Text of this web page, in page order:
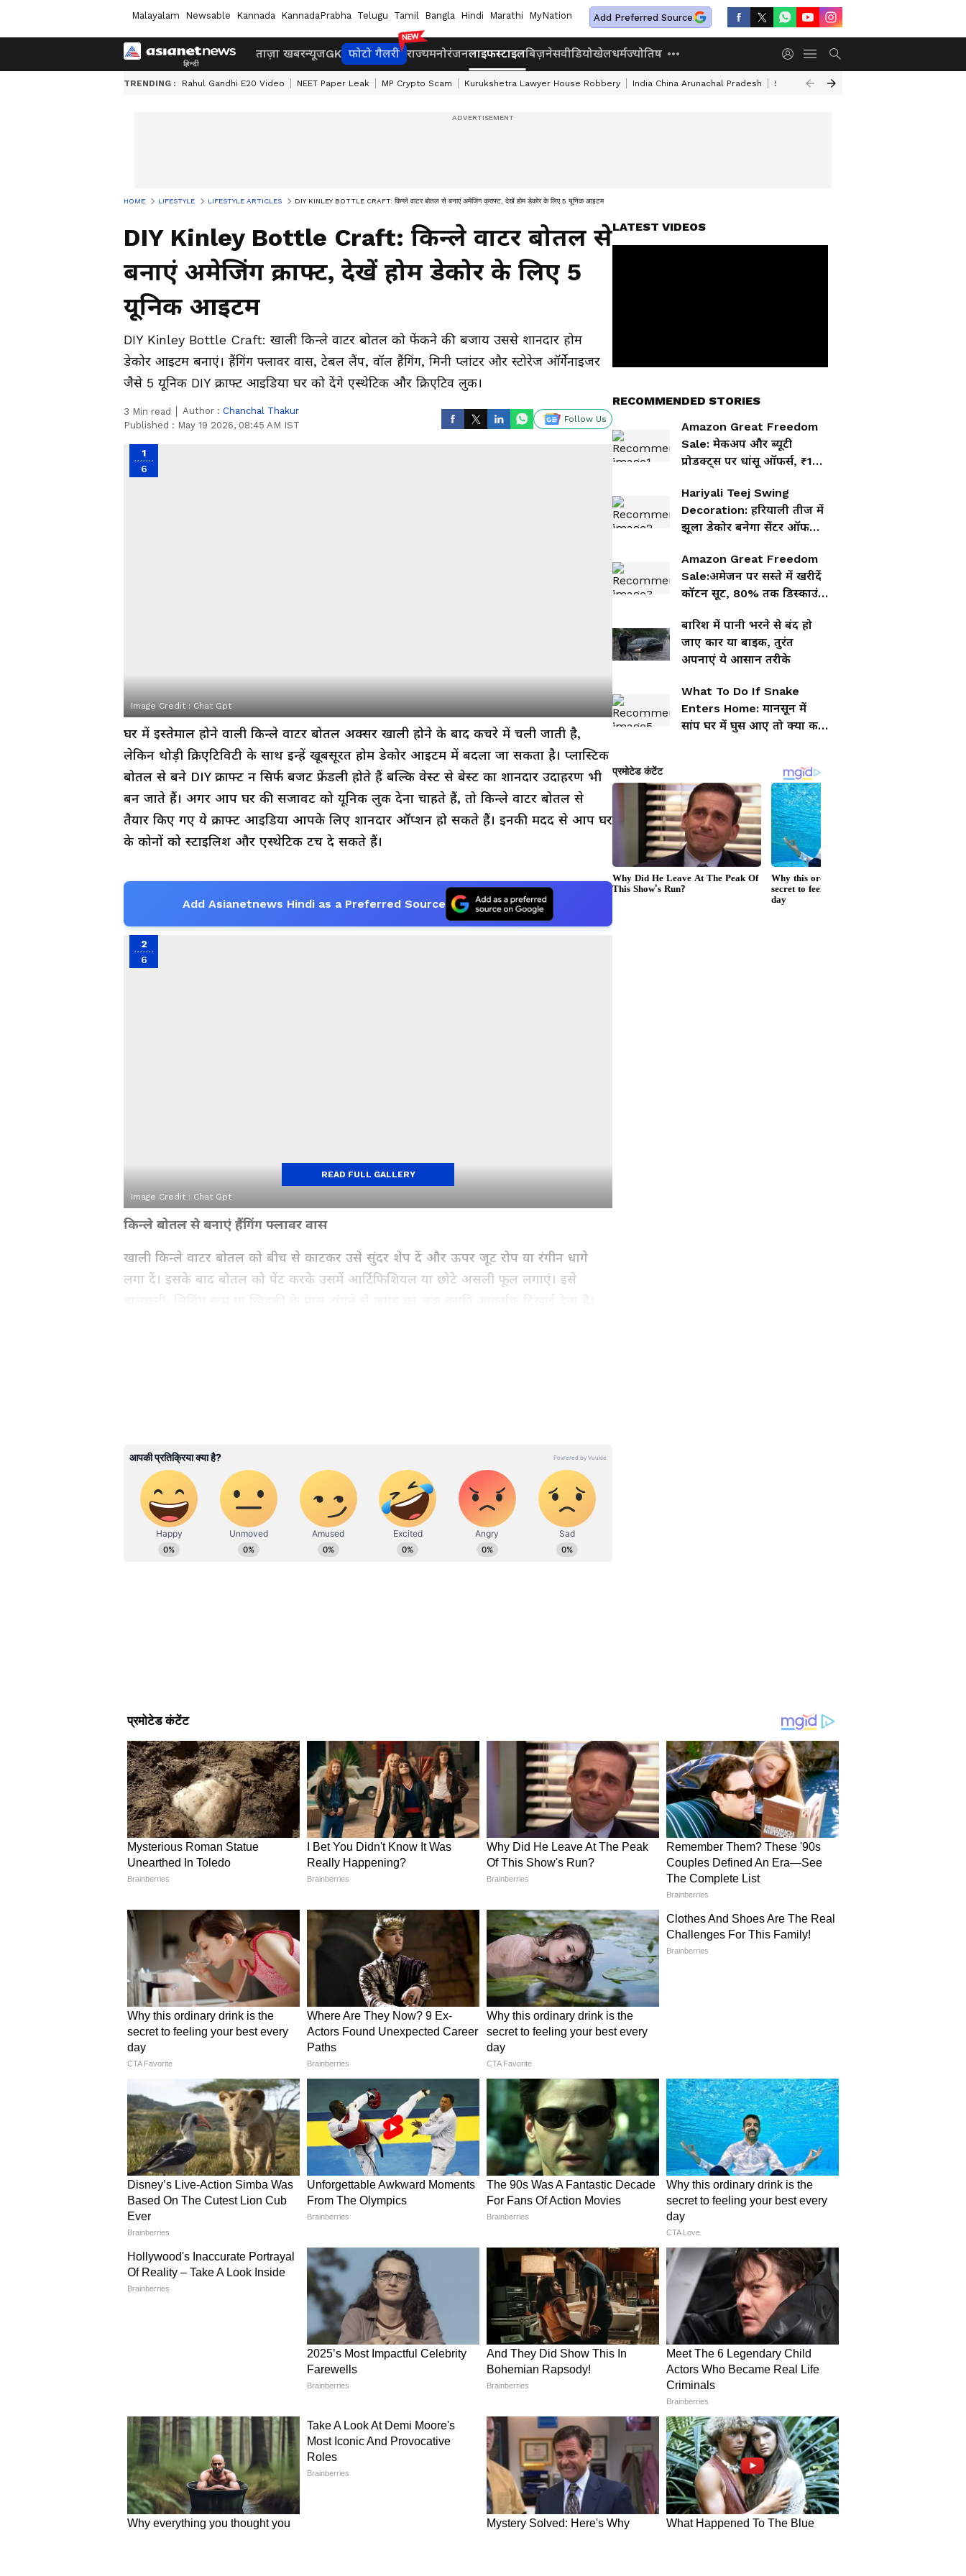
Malayalam Newsable Kannada KannadaPrabha Telugu Tamil Bangla Hindi Marathi MyNation Add Preferred Source
ताज़ा खबरन्यूजGK फोटो गैलरी राज्यमनोरंजनलाइफस्टाइलबिज़नेसवीडियोखेलधर्मज्योतिष
TRENDING : Rahul Gandhi E20 Video NEET Paper Leak MP Crypto Scam Kurukshetra Lawyer House Robbery India China Arunachal Pradesh Saudi Turkey Pakistan Defense Pact
HOME LIFESTYLE LIFESTYLE ARTICLES DIY KINLEY BOTTLE CRAFT: किन्ले वाटर बोतल से बनाएं अमेजिंग क्राफ्ट, देखें होम डेकोर के लिए 5 यूनिक आइटम
DIY Kinley Bottle Craft: किन्ले वाटर बोतल से
बनाएं अमेजिंग क्राफ्ट, देखें होम डेकोर के लिए 5
यूनिक आइटम
DIY Kinley Bottle Craft: खाली किन्ले वाटर बोतल को फेंकने की बजाय उससे शानदार होम
डेकोर आइटम बनाएं। हैंगिंग फ्लावर वास, टेबल लैंप, वॉल हैंगिंग, मिनी प्लांटर और स्टोरेज ऑर्गेनाइजर
जैसे 5 यूनिक DIY क्राफ्ट आइडिया घर को देंगे एस्थेटिक और क्रिएटिव लुक।
3 Min read Author : Chanchal Thakur
Published : May 19 2026, 08:45 AM IST
Follow Us
1
6
Image Credit : Chat Gpt
घर में इस्तेमाल होने वाली किन्ले वाटर बोतल अक्सर खाली होने के बाद कचरे में चली जाती है,
लेकिन थोड़ी क्रिएटिविटी के साथ इन्हें खूबसूरत होम डेकोर आइटम में बदला जा सकता है। प्लास्टिक
बोतल से बने DIY क्राफ्ट न सिर्फ बजट फ्रेंडली होते हैं बल्कि वेस्ट से बेस्ट का शानदार उदाहरण भी
बन जाते हैं। अगर आप घर की सजावट को यूनिक लुक देना चाहते हैं, तो किन्ले वाटर बोतल से
तैयार किए गए ये क्राफ्ट आइडिया आपके लिए शानदार ऑप्शन हो सकते हैं। इनकी मदद से आप घर
के कोनों को स्टाइलिश और एस्थेटिक टच दे सकते हैं।
Add Asianetnews Hindi as a Preferred Source
2
6
Image Credit : Chat Gpt
किन्ले बोतल से बनाएं हैंगिंग फ्लावर वास
खाली किन्ले वाटर बोतल को बीच से काटकर उसे सुंदर शेप दें और ऊपर जूट रोप या रंगीन धागे
लगा दें। इसके बाद बोतल को पेंट करके उसमें आर्टिफिशियल या छोटे असली फूल लगाएं। इसे
Image Credit :Chat Gpt
एस्थेटिक टेबल लैंप तैयार करें
किन्ले बोतल से एक यूनिक टेबल लैंप भी बनाया जा सकता है। बोतल के अंदर फेयरी लाइट डालकर
देता है और कमरे को कोजी लुक देता है। इसे बेडसाइड टेबल, स्टडी कॉर्नर या ड्रॉइंग रूम में रखा जा
सकता है।
इसे भी पढ़ें-Old Diwan Makeover: पुरानी दीवान को दें एस्थेटिक लुक, देखें मेकओवर के
मॉडर्न और वायरल डिजाइन्स
4
6
Image Credit :
अगर आप वेस्ट मटेरियल से दीवार सजाना चाहते हैं तो किन्ले बोतल की मदद से वॉल हैंगिंग तैयार
कर सकते हैं। बोतल के निचले हिस्से को फूलों की शेप में काटें और अलग-अलग रंगों से पेंट करें।
फिर इन्हें धागे या चेन की मदद से जोड़कर दीवार पर सजाएं। यह डेकोर आइटम घर को हैंडमेड और
क्रिएटिव टच देता है।
5
6
READ FULL GALLERY
LATEST VIDEOS
RECOMMENDED STORIES
Amazon Great Freedom
Sale: मेकअप और ब्यूटी
प्रोडक्ट्स पर धांसू ऑफर्स, ₹184
Hariyali Teej Swing
Decoration: हरियाली तीज में
झूला डेकोर बनेगा सेंटर ऑफ
बांधे तारीफों के पूल
Amazon Great Freedom
Sale:अमेजन पर सस्ते में खरीदें
कॉटन सूट, 80% तक डिस्काउंट
बारिश में पानी भरने से बंद हो
जाए कार या बाइक, तुरंत
अपनाएं ये आसान तरीके
What To Do If Snake
Enters Home: मानसून में
सांप घर में घुस आए तो क्या करें